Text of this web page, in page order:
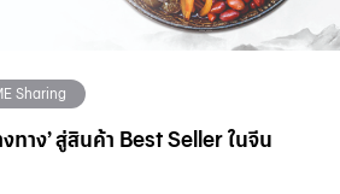
Sharing
ทาง’ สู่สินค้า Best Seller ในจีน